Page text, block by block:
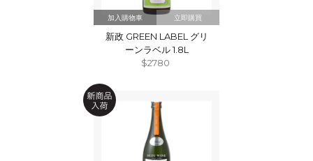
立即購買
新政 GREEN LABEL グリ
ーンラベル 1.8L
$2780